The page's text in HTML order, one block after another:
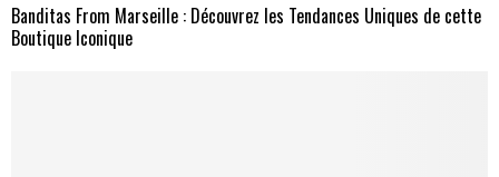
Banditas From Marseille : Découvrez les Tendances Uniques de cette
Boutique Iconique